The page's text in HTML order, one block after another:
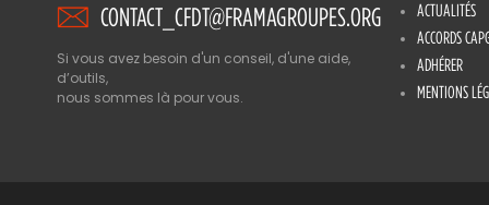
CONTACT_CFDT@FRAMAGROUPES.ORG
Si vous avez besoin d'un conseil, d'une aide,
d’outils,
nous sommes là pour vous.
ACTUALITÉS
ACCORDS
ADHÉRER
MENTIONS